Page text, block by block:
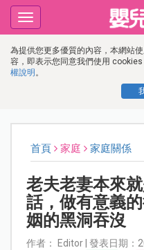
為提供您更多優質的內容，本網站
容，即表示您同意我們使用
權說明 。
Toggle
navigation
首頁 家庭 家庭關係
老夫老妻本來
話，做有意義
姻的黑洞吞沒
作者： Editor | 發表日期：